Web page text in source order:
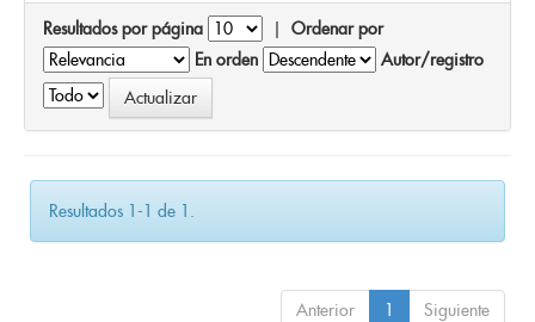
Resultados por página | Ordenar por
En orden
Autor/registro
Resultados 1-1 de 1.
Anterior 1 Siguiente